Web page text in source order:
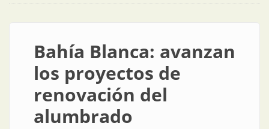
Bahía Blanca: avanzan
los proyectos de
renovación del
alumbrado